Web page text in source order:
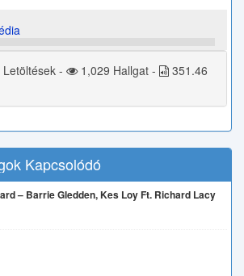
Letöltések - 1,029 Hallgat -
351.46
Kapcsolódó
– Barrie Gledden, Kes Loy Ft. Richard Lacy